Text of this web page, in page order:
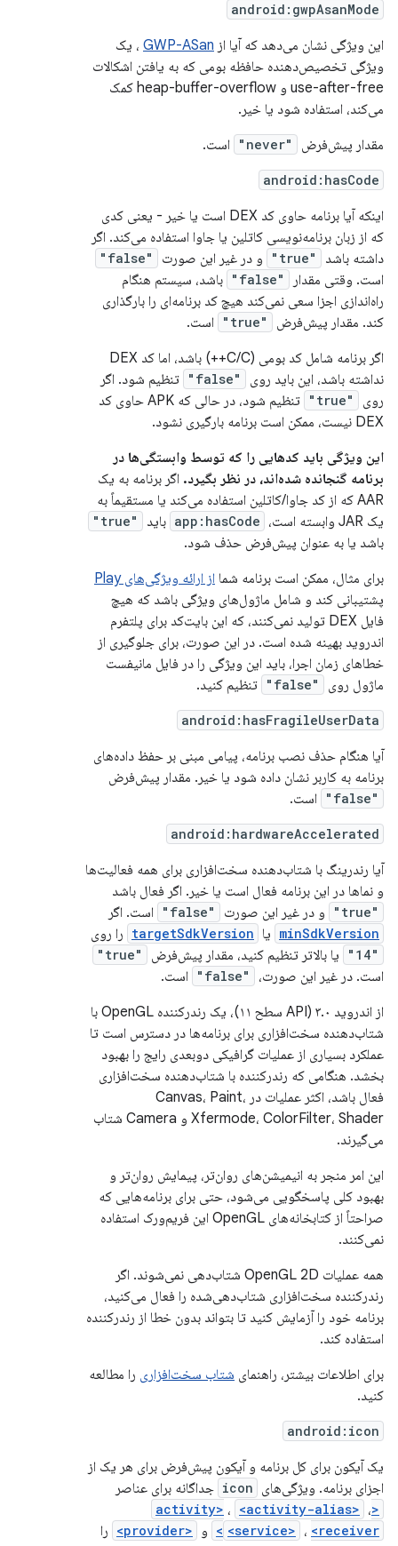
android:gwpAsanMode
این ویژگی نشان می‌دهد که آیا از GWP-ASan ، یک
ویژگی تخصیص‌دهنده حافظه بومی که به یافتن اشکالات
use-after-free و heap-buffer-overflow کمک
می‌کند، استفاده شود یا خیر.
مقدار پیش‌فرض
"never" است.
android:hasCode
اینکه آیا برنامه حاوی کد DEX است یا خیر - یعنی کدی
که از زبان برنامه‌نویسی کاتلین یا جاوا استفاده می‌کند. اگر
داشته باشد
"true" و در غیر این صورت "false"
است. وقتی مقدار "false"
باشد، سیستم هنگام
راه‌اندازی اجزا سعی نمی‌کند هیچ کد برنامه‌ای را بارگذاری
کند. مقدار پیش‌فرض
"true"
است.
اگر برنامه شامل کد بومی (C/C++) باشد، اما کد DEX
نداشته باشد، این باید روی
"false"
تنظیم شود. اگر
روی
"true"
تنظیم شود، در حالی که APK حاوی کد
DEX نیست، ممکن است برنامه بارگیری نشود.
این ویژگی باید کدهایی را که توسط وابستگی‌ها در
برنامه گنجانده شده‌اند، در نظر بگیرد. اگر برنامه به یک
AAR که از کد جاوا/کاتلین استفاده می‌کند یا مستقیماً به
یک JAR وابسته است،
app:hasCode باید "true"
باشد یا به عنوان پیش‌فرض حذف شود.
برای مثال، ممکن است برنامه شما از ارائه ویژگی‌های Play
پشتیبانی کند و شامل ماژول‌های ویژگی باشد که هیچ
فایل DEX تولید نمی‌کنند، که این بایت‌کد برای پلتفرم
اندروید بهینه شده است. در این صورت، برای جلوگیری از
خطاهای زمان اجرا، باید این ویژگی را در فایل مانیفست
ماژول روی
"false" تنظیم کنید.
android:hasFragileUserData
آیا هنگام حذف نصب برنامه، پیامی مبنی بر حفظ داده‌های
برنامه به کاربر نشان داده شود یا خیر. مقدار پیش‌فرض
"false" است.
android:hardwareAccelerated
آیا رندرینگ با شتاب‌دهنده سخت‌افزاری برای همه فعالیت‌ها
و نماها در این برنامه فعال است یا خیر. اگر فعال باشد
"true" و در غیر این صورت "false" است. اگر
minSdkVersion یا targetSdkVersion را روی
"14" یا بالاتر تنظیم کنید، مقدار پیش‌فرض "true"
است. در غیر این صورت، "false"
است.
از اندروید ۳.۰ (API سطح ۱۱)، یک رندرکننده OpenGL با
شتاب‌دهنده سخت‌افزاری برای برنامه‌ها در دسترس است تا
عملکرد بسیاری از عملیات گرافیکی دوبعدی رایج را بهبود
بخشد. هنگامی که رندرکننده با شتاب‌دهنده سخت‌افزاری
فعال باشد، اکثر عملیات در Canvas، Paint،
Xfermode، ColorFilter، Shader و Camera شتاب
می‌گیرند.
این امر منجر به انیمیشن‌های روان‌تر، پیمایش روان‌تر و
بهبود کلی پاسخگویی می‌شود، حتی برای برنامه‌هایی که
صراحتاً از کتابخانه‌های OpenGL این فریم‌ورک استفاده
نمی‌کنند.
همه عملیات OpenGL 2D شتاب‌دهی نمی‌شوند. اگر
رندرکننده سخت‌افزاری شتاب‌دهی‌شده را فعال می‌کنید،
برنامه خود را آزمایش کنید تا بتواند بدون خطا از رندرکننده
استفاده کند.
برای اطلاعات بیشتر، راهنمای شتاب سخت‌افزاری را مطالعه
کنید.
android:icon
یک آیکون برای کل برنامه و آیکون پیش‌فرض برای هر یک از
اجزای برنامه. ویژگی‌های icon جداگانه برای عناصر
<activity> ، <activity-alias> ،
<service> ، <receiver> و <provider>
را